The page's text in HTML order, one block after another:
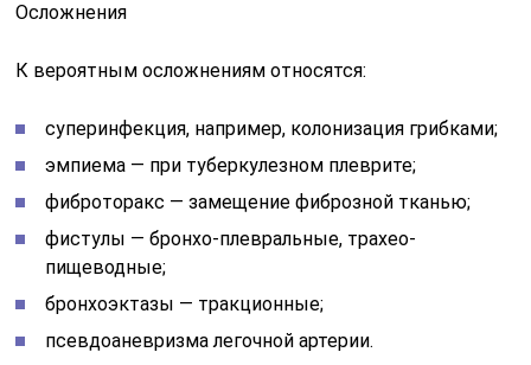
Осложнения
К вероятным осложнениям относятся:
суперинфекция, например, колонизация грибками;
эмпиема — при туберкулезном плеврите;
фиброторакс — замещение фиброзной тканью;
фистулы — бронхо-плевральные, трахео-
пищеводные;
бронхоэктазы — тракционные;
псевдоаневризма легочной артерии.